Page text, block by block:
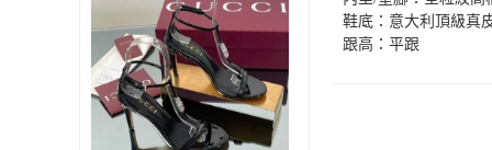
鞋底：意大利頂級真
跟高：平跟